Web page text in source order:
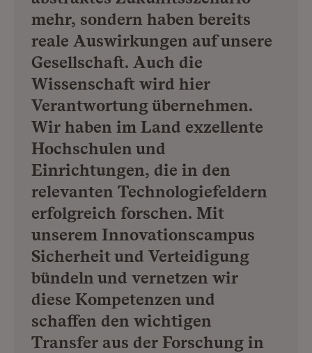
mehr, sondern haben bereits
reale Auswirkungen auf unsere
Gesellschaft. Auch die
Wissenschaft wird hier
Verantwortung übernehmen.
Wir haben im Land exzellente
Hochschulen und
Einrichtungen, die in den
relevanten Technologiefeldern
erfolgreich forschen. Mit
unserem Innovationscampus
Sicherheit und Verteidigung
bündeln und vernetzen wir
diese Kompetenzen und
schaffen den wichtigen
Transfer aus der Forschung in